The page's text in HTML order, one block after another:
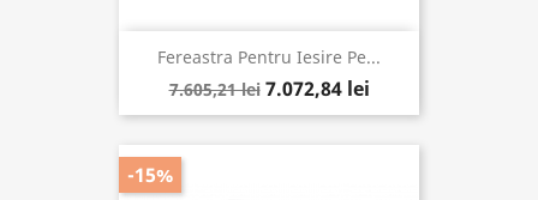
Fereastra Pentru Iesire Pe...
7.605,21 lei 7.072,84 lei
-15%